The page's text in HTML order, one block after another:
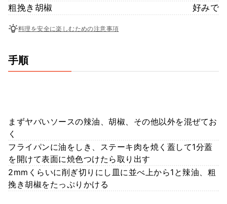
粗挽き胡椒
好みで
料理を安全に楽しむための注意事項
手順
まずヤバいソースの辣油、胡椒、その他以外を混ぜてお
く
フライパンに油をしき、ステーキ肉を焼く蓋して1分蓋
を開けて表面に焼色つけたら取り出す
2mmくらいに削ぎ切りにし皿に並べ上から1と辣油、粗
挽き胡椒をたっぷりかける